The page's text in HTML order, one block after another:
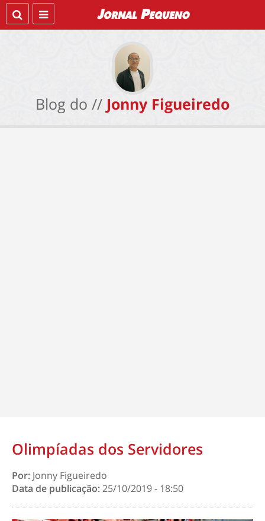
Blog do // Jonny Figueiredo
Olimpíadas dos Servidores
Por: Jonny Figueiredo
Data de publicação:25/10/2019 - 18:50